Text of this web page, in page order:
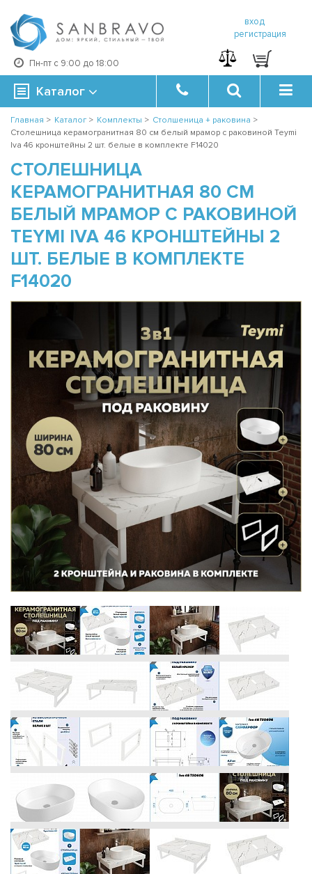
Пн-пт с 9:00 до 18:00
вход
регистрация
Каталог
Главная > Каталог > Комплекты > Столшеница + раковина >
Столешница керамогранитная 80 см белый мрамор с раковиной Teymi
Iva 46 кронштейны 2 шт. белые в комплекте F14020
СТОЛЕШНИЦА
КЕРАМОГРАНИТНАЯ 80 СМ
БЕЛЫЙ МРАМОР С РАКОВИНОЙ
TEYMI IVA 46 КРОНШТЕЙНЫ 2
ШТ. БЕЛЫЕ В КОМПЛЕКТЕ
F14020